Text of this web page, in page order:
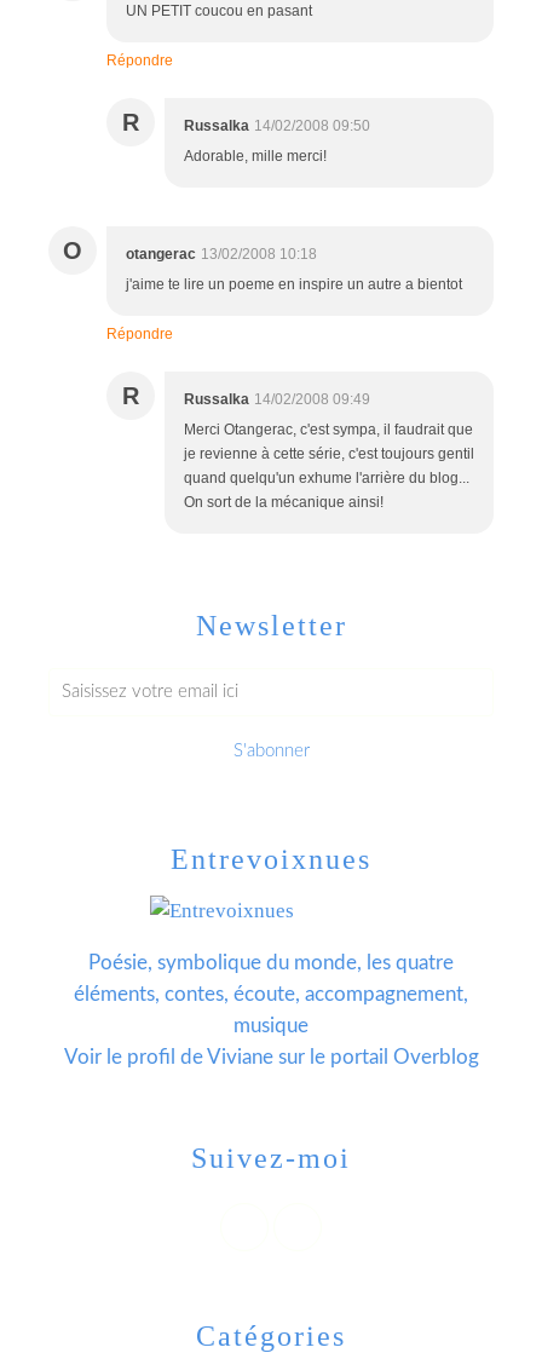
UN PETIT coucou en pasant
Répondre
R Russalka 14/02/2008 09:50
Adorable, mille merci!
O otangerac 13/02/2008 10:18
j'aime te lire un poeme en inspire un autre a bientot
Répondre
R Russalka 14/02/2008 09:49
Merci Otangerac, c'est sympa, il faudrait que
je revienne à cette série, c'est toujours gentil
quand quelqu'un exhume l'arrière du blog...
On sort de la mécanique ainsi!
Newsletter
Catégories
Entrevoixnues
Poésie, symbolique du monde, les quatre
éléments, contes, écoute, accompagnement,
musique
Voir le profil deVivianesur le portail Overblog
Suivez-moi